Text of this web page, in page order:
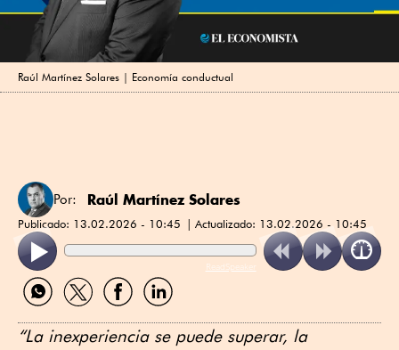
Raúl Martínez Solares | Economía conductual
Por: Raúl Martínez Solares
Publicado: 13.02.2026 - 10:45 Actualizado: 13.02.2026 - 10:45
ReadSpeaker
Compartir
por
Compartir
por
Compartir
por
Compartir
por
“La inexperiencia se puede superar, la